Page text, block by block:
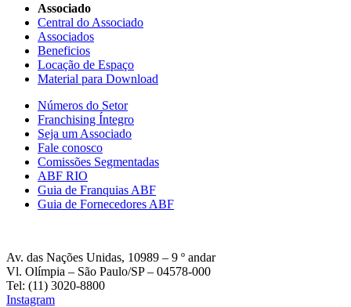
Associado
Central do Associado
Associados
Beneficios
Locação de Espaço
Material para Download
Números do Setor
Franchising Íntegro
Seja um Associado
Fale conosco
Comissões Segmentadas
ABF RIO
Guia de Franquias ABF
Guia de Fornecedores ABF
Av. das Nações Unidas, 10989 – 9 º andar
Vl. Olímpia – São Paulo/SP – 04578-000
Tel: (11) 3020-8800
Instagram